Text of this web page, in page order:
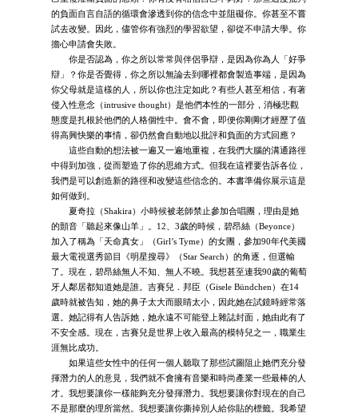
的負面自言自語的循環會滲透到你的信念中並阻礙你。你甚至不嘗
試去改變。因此，儘管你有強烈的學習欲望，卻從不申請大學。你
擔心申請會失敗。
你是否認為，你之所以常常與伴侶爭辯，是因為你為人「好爭
辯」？你是否覺得，你之所以無論去到哪裡都會製造事端，是因為
你父母就是這樣的人，所以你也注定如此？有些人甚至相信，有著
侵入性意念（intrusive thought）是他們本性的一部分，消極悲觀
態度是扎根於他們的人格個性中。會不會，即便你剛剛才經歷了值
得高興快樂的事情，卻仍然會自動地以批評和負面的方式回應？
這些自動的想法被一遍又一遍地重複，在我們大腦的溝通路徑
中得到加強，從而塑造了你的思維方式。但我在這裡要告訴各位，
我們是可以創造新的路徑和改變這些信念的。本書準備你展示這是
如何做到。
夏奇拉（Shakira）小時候被老師禁止參加合唱團，理由是她
的顫音「聽起來像山羊」。12、3歲的時候，碧昂絲（Beyonce）
加入了稱為「天命真女」（Girl’s Tyme）的女團，參加90年代美國
最大電視選秀節目《明星搜尋》（Star Search）的角逐，但選輸
了。現在，碧昂絲無人不知、無人不曉。我想甚至連我90歲的葡萄
牙人鄰居都知道她是誰。吉賽兒．邦臣（Gisele Bündchen）在14
歲時就被告知，她的鼻子太大而眼睛太小，因此她在試鏡時經常落
選。她記得有人告訴她，她永遠不可能登上雜誌封面，她由此有了
不安全感。現在，吉賽兒是世界上收入最高的模特兒之一，職業生
涯無比成功。
如果這些女性中的任何一個人聽取了那些試圖阻止她們充分發
揮潛力的人的意見，我們就不會擁有音樂和時尚產業一些最棒的人
才。我想要讓你一樣能夠充分發揮潛力。我想要讓你對現在的自己
不是那麼的理所當然。我想要讓你撕掉別人給你貼的標籤。我希望